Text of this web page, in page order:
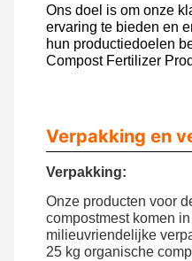
Ons doel is om onze
ervaring te bieden en
hun productiedoelen
Compost Fertilizer
Verpakking en
Verpakking:
Onze producten voor
compostmest komen
milieuvriendelijke
25 kg organische